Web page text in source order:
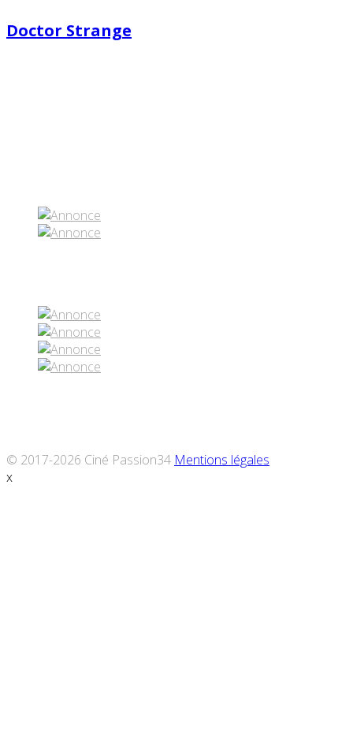
Doctor Strange
© 2017-2026 Ciné Passion34 Mentions légales
x